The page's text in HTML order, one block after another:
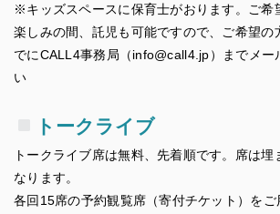
※キッズスペースに保育士がおります。ご希
楽しみの間、託児も可能ですので、ご希望の
でにCALL4事務局（info@call4.jp）までメー
い
トークライブ
トークライブ席は無料、先着順です。席は埋
なります。
各回15席の予約観覧席（寄付チケット）を